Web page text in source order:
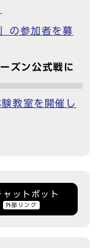
の参加者を募
ズン公式戦に
教室を開催し
ットボット
外部リンク